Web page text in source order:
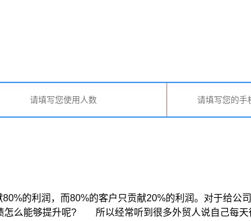
的利润，而80%的客户只贡献20%的利润。对于给公
怎么能够提升呢? 所以经常听到很多外贸人说自己